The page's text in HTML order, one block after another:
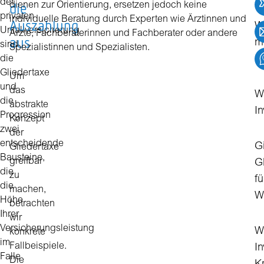
der
privaten
Unfallversicherung
sind
die
Gliedertaxe
und
die
Progression
zwei
entscheidende
Bausteine,
die
die
Höhe
Ihrer
Versicherungsleistung
im
Falle
die
Auszahlung
aus
Um
das
abstrakte
Konzept
der
Gliedertaxe
greifbar
zu
machen,
betrachten
wir
konkrete
Fallbeispiele.
Die
dienen zur Orientierung, ersetzen jedoch keine
individuelle Beratung durch Experten wie Ärztinnen und
Ärzte, Fachberaterinnen und Fachberater oder andere
Spezialistinnen und Spezialisten.